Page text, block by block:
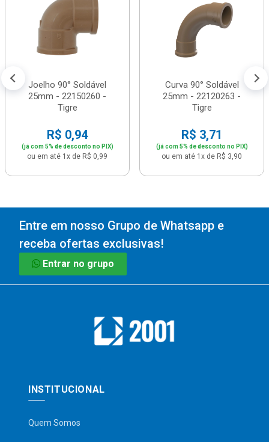
Joelho 90° Soldável
25mm - 22150260 -
Tigre
R$ 0,94
(já com 5% de desconto no PIX)
ou em até 1x de R$ 0,99
Curva 90° Soldável
25mm - 22120263 -
Tigre
R$ 3,71
(já com 5% de desconto no PIX)
ou em até 1x de R$ 3,90
Entre em nosso Grupo de Whatsapp e
receba ofertas exclusivas!
Entrar no grupo
INSTITUCIONAL
Quem Somos